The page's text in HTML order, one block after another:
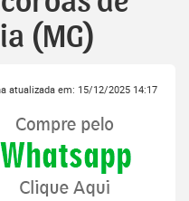
(MG)
atualizada em: 15/12/2025 14:17